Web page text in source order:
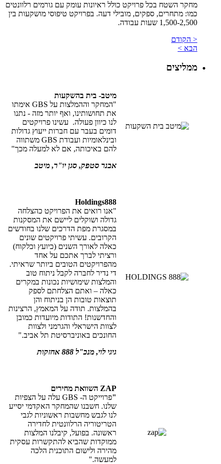
מחקר השטח בכל פרויקט כולל ראיונות עומק עם גורמים רלוונטים
כמו: מתחרים, ספקים, מובילי דעה. בפרויקט טיפוסי מושקעות בין
1,500-2,500 שעות עבודה.
< הקודם
הבא >
ממליצים
מיטב- בית בהשקעות
"המחקר וההמלצות על GBS אימתו
את תחושותינו, ואף יותר מזה - נתנו
לנו כיוון פעולה. עשינו פרויקטים
דומים בעבר עם חברות ייעוץ גדולות
ובינלאומיות ועבודת GBS משתווה
להם באיכותה, אם לא למעלה מכך"
אבנר סטפק, סגן יו"ר, מיטב
Holdings888
"אנו רואים את הפרויקט כהצלחה
גדולה ושוקלים ליישם את המסקנות
במסגרת מפת הדרכים שלנו בחודשים
הקרובים. עשיתי פרויקטים שונים
כאלה לאורך השנים (כיועץ וכלקוח)
ורציתי לברך אתכם על אחד
מהפרויקטים הטובים ביותר שראיתי.
די נדיר לחברה לקבל ניתוח טוב
והמלצות שימושיות נכונות במקרים
כאלה – ואתם הצלחתם לספק
תוצאות טובות הן בניתוח והן
בהמלצות. תודה על המאמץ, הרצינות
והחדשנות! התודות מיועדות כמובן
לצוות הישראלי והגרמני ולצוות
החונכים באוניברסיטת תל אביב."
גיגי לוי, מנכ"ל 888 אחזקות
ZAP השוואת מחירים
"פרוייקט ה- GBS עלה על הצפיות
שלנו. חשבנו שהמחקר האקדמי יסייע
לנו לגבש מחשבות ראשוניות לגבי
הטריטוריה הרלוונטית לחדירה
ראשונה. בפועל, קיבלנו המלצות
ממוקדות שהביא להתקשרות עסקית
מהירה ולישום התוכנית הלכה
למעשה."